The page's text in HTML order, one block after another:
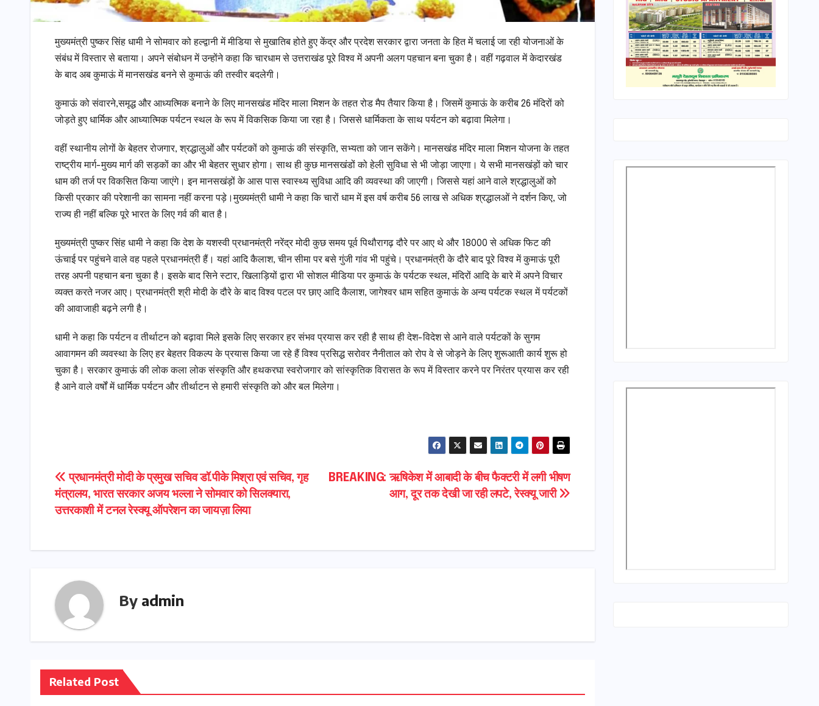
मुख्यमंत्री पुष्कर सिंह धामी ने सोमवार को हल्द्वानी में मीडिया से मुखातिब होते हुए केंद्र और प्रदेश सरकार द्वारा जनता के हित में चलाई जा रही योजनाओं के
संबंध में विस्तार से बताया। अपने संबोधन में उन्होंने कहा कि चारधाम से उत्तराखंड पूरे विश्व में अपनी अलग पहचान बना चुका है। वहीं गढ़वाल में केदारखंड
के बाद अब कुमाऊं में मानसखंड बनने से कुमाऊं की तस्वीर बदलेगी।
कुमाऊं को संवारने,समृद्ध और आध्यत्मिक बनाने के लिए मानसखंड मंदिर माला मिशन के तहत रोड मैप तैयार किया है। जिसमें कुमाऊं के करीब 26 मंदिरों को
जोड़ते हुए धार्मिक और आध्यात्मिक पर्यटन स्थल के रूप में विकसिक किया जा रहा है। जिससे धार्मिकता के साथ पर्यटन को बढ़ावा मिलेगा।
वहीं स्थानीय लोगों के बेहतर रोजगार, श्रद्धालुओं और पर्यटकों को कुमाऊं की संस्कृति, सभ्यता को जान सकेंगे। मानसखंड मंदिर माला मिशन योजना के तहत
राष्ट्रीय मार्ग-मुख्य मार्ग की सड़कों का और भी बेहतर सुधार होगा। साथ ही कुछ मानसखंडों को हेली सुविधा से भी जोड़ा जाएगा। ये सभी मानसखंड़ों को चार
धाम की तर्ज पर विकसित किया जाएंगे। इन मानसखंड़ों के आस पास स्वास्थ्य सुविधा आदि की व्यवस्था की जाएगी। जिससे यहां आने वाले श्रद्धालुओं को
किसी प्रकार की परेशानी का सामना नहीं करना पड़े।मुख्यमंत्री धामी ने कहा कि चारों धाम में इस वर्ष करीब 56 लाख से अधिक श्रद्धालओं ने दर्शन किए, जो
राज्य ही नहीं बल्कि पूरे भारत के लिए गर्व की बात है।
मुख्यमंत्री पुष्कर सिंह धामी ने कहा कि देश के यशस्वी प्रधानमंत्री नरेंद्र मोदी कुछ समय पूर्व पिथौरागढ़ दौरे पर आए थे और 18000 से अधिक फिट की
ऊंचाई पर पहुंचने वाले वह पहले प्रधानमंत्री हैं। यहां आदि कैलाश, चीन सीमा पर बसे गुंजी गांव भी पहुंचे। प्रधानमंत्री के दौरे बाद पूरे विश्व में कुमाऊं पूरी
तरह अपनी पहचान बना चुका है। इसके बाद सिने स्टार, खिलाड़ियों द्वारा भी सोशल मीडिया पर कुमाऊं के पर्यटक स्थल, मंदिरों आदि के बारे में अपने विचार
व्यक्त करते नजर आए। प्रधानमंत्री श्री मोदी के दौरे के बाद विश्व पटल पर छाए आदि कैलाश, जागेश्वर धाम सहित कुमाऊं के अन्य पर्यटक स्थल में पर्यटकों
की आवाजाही बढ़ने लगी है।
धामी ने कहा कि पर्यटन व तीर्थाटन को बढ़ावा मिले इसके लिए सरकार हर संभव प्रयास कर रही है साथ ही देश-विदेश से आने वाले पर्यटकों के सुगम
आवागमन की व्यवस्था के लिए हर बेहतर विकल्प के प्रयास किया जा रहे हैं विश्व प्रसिद्ध सरोवर नैनीताल को रोप वे से जोड़ने के लिए शुरूआती कार्य शुरू हो
चुका है। सरकार कुमाऊं की लोक कला लोक संस्कृति और हथकरघा स्वरोजगार को सांस्कृतिक विरासत के रूप में विस्तार करने पर निरंतर प्रयास कर रही
है आने वाले वर्षों में धार्मिक पर्यटन और तीर्थाटन से हमारी संस्कृति को और बल मिलेगा।
Post
navigation
BREAKING: ऋषिकेश में आबादी के बीच फैक्टरी में लगी भीषण
आग, दूर तक देखी जा रही लपटे, रेस्क्यू जारी
प्रधानमंत्री मोदी के प्रमुख सचिव डॉ.पीके मिश्रा एवं सचिव, गृह
मंत्रालय, भारत सरकार अजय भल्ला ने सोमवार को सिलक्यारा,
उत्तरकाशी में टनल रेस्क्यू ऑपरेशन का जायज़ा लिया
By admin
Related Post